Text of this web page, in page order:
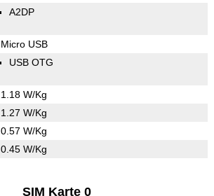
A2DP
Micro USB
USB OTG
1.18 W/Kg
1.27 W/Kg
0.57 W/Kg
0.45 W/Kg
SIM Karte 0